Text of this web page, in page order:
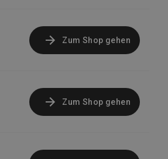
Zum Shop gehen
Zum Shop gehen